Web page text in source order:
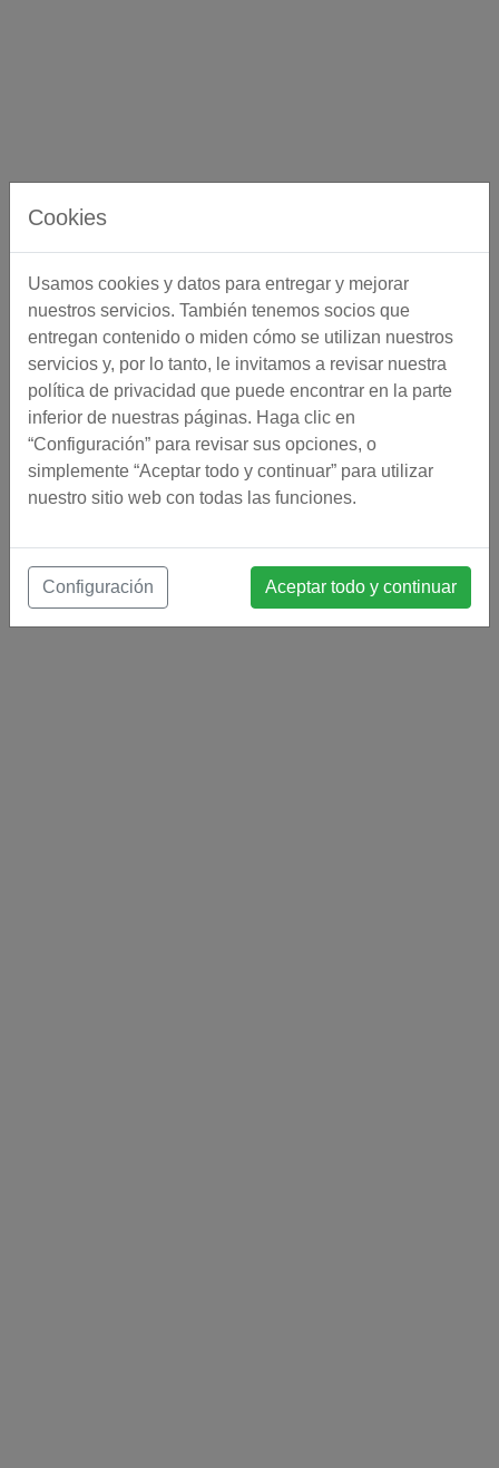
Cookies
Usamos cookies y datos para entregar y mejorar
nuestros servicios. También tenemos socios que
entregan contenido o miden cómo se utilizan nuestros
servicios y, por lo tanto, le invitamos a revisar nuestra
política de privacidad que puede encontrar en la parte
inferior de nuestras páginas. Haga clic en
“Configuración” para revisar sus opciones, o
simplemente “Aceptar todo y continuar” para utilizar
nuestro sitio web con todas las funciones.
Configuración Aceptar todo y continuar